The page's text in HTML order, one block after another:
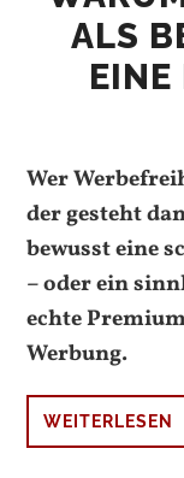
ALS
EINE
Wer
der gesteht
bewusst eine
– oder ein
echte
Werbung.
WEITERLESEN